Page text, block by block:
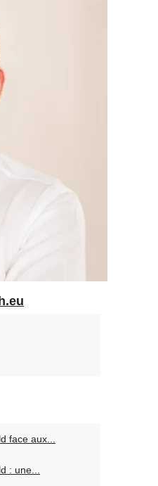
face aux...
: une...